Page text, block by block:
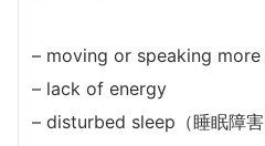
– moving or speaking
– lack of energy
– disturbed sleep（睡眠障害